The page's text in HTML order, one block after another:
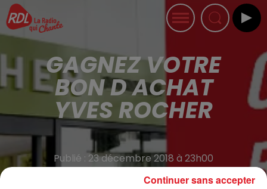
GAGNEZ VOTRE
BON D ACHAT
YVES ROCHER
Publié : 23 décembre 2018 à 23h00
Continuer sans accepter